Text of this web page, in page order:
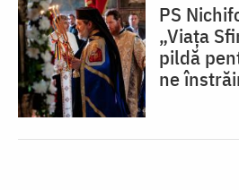
PS
„Viața
pildă
ne